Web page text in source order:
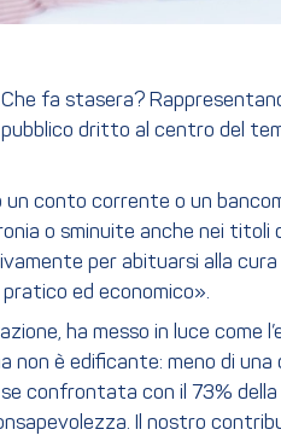
fa stasera?
dritto al centro del
conto corrente o un
o sminuite anche nei
per abituarsi alla
ed economico».
ha messo in luce
è edificante: meno di
confrontata con il 73%
Il nostro